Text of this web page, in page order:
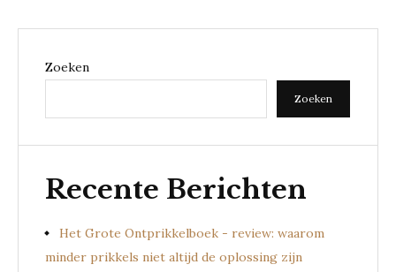
Zoeken
Zoeken
Recente Berichten
Het Grote Ontprikkelboek - review: waarom
minder prikkels niet altijd de oplossing zijn